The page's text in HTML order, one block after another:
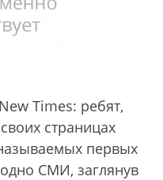
Times: ребят,
страницах
первых
СМИ, заглянув